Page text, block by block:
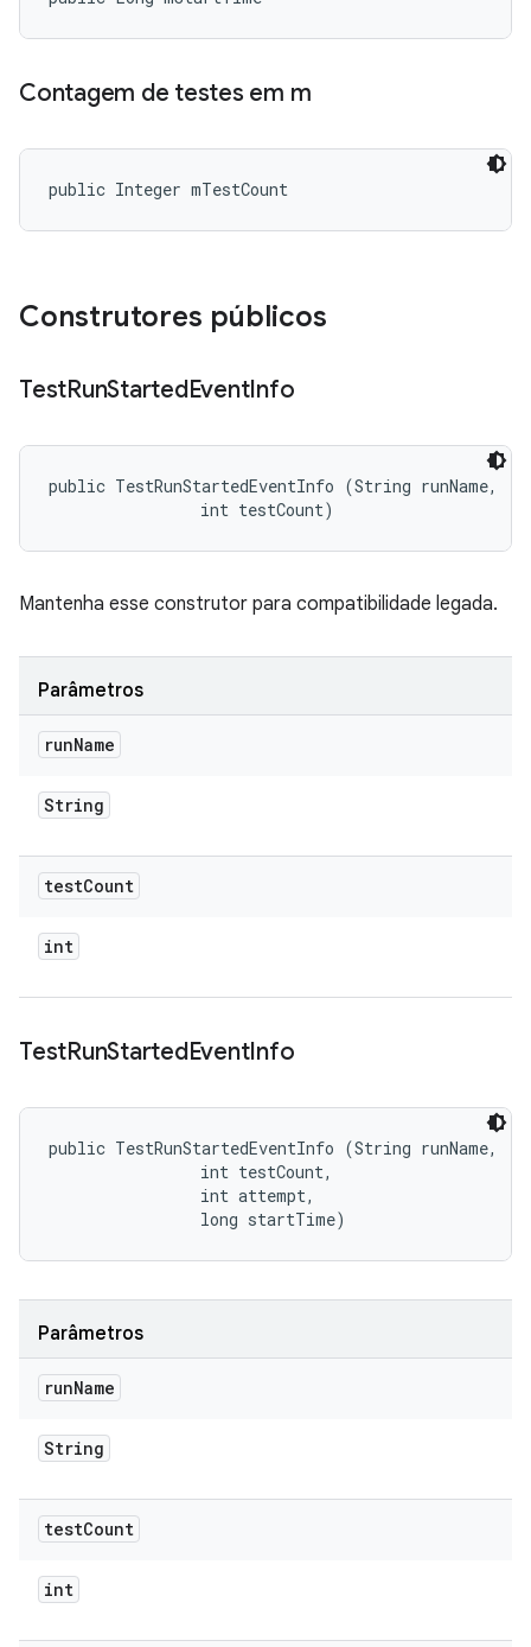
Contagem de testes em m
public Integer mTestCount
Construtores públicos
TestRunStartedEventInfo
public TestRunStartedEventInfo (String runName,
                int testCount)
Mantenha esse construtor para compatibilidade legada.
Parâmetros
runName
String
testCount
int
TestRunStartedEventInfo
public TestRunStartedEventInfo (String runName,
                int testCount,
                int attempt,
                long startTime)
Parâmetros
runName
String
testCount
int